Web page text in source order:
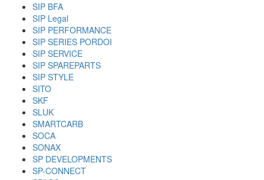
SIP BFA
SIP Legal
SIP PERFORMANCE
SIP SERIES PORDOI
SIP SERVICE
SIP SPAREPARTS
SIP STYLE
SITO
SKF
SLUK
SMARTCARB
SOCA
SONAX
SP DEVELOPMENTS
SP-CONNECT